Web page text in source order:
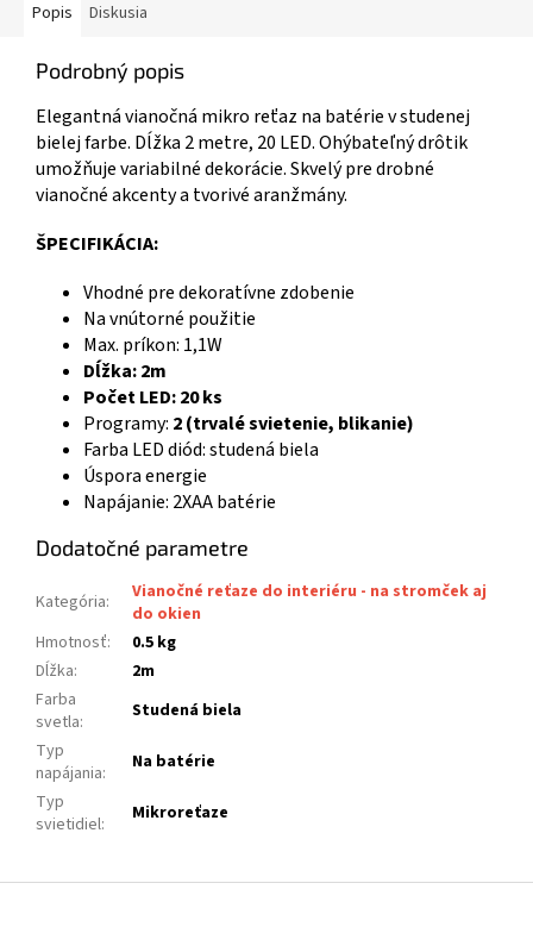
Popis Diskusia
Podrobný popis
Elegantná vianočná mikro reťaz na batérie v studenej
bielej farbe. Dĺžka 2 metre, 20 LED. Ohýbateľný drôtik
umožňuje variabilné dekorácie. Skvelý pre drobné
vianočné akcenty a tvorivé aranžmány.
ŠPECIFIKÁCIA:
Vhodné pre dekoratívne zdobenie
Na vnútorné použitie
Max. príkon: 1,1W
Dĺžka: 2m
Počet LED: 20 ks
Programy: 2 (trvalé svietenie, blikanie)
Farba LED diód: studená biela
Úspora energie
Napájanie: 2XAA batérie
Dodatočné parametre
Kategória:
Vianočné reťaze do interiéru - na stromček aj
do okien
Hmotnosť:
0.5 kg
Dĺžka:
2m
Farba
svetla:
Studená biela
Typ
napájania:
Na batérie
Typ
svietidiel: Mikroreťaze